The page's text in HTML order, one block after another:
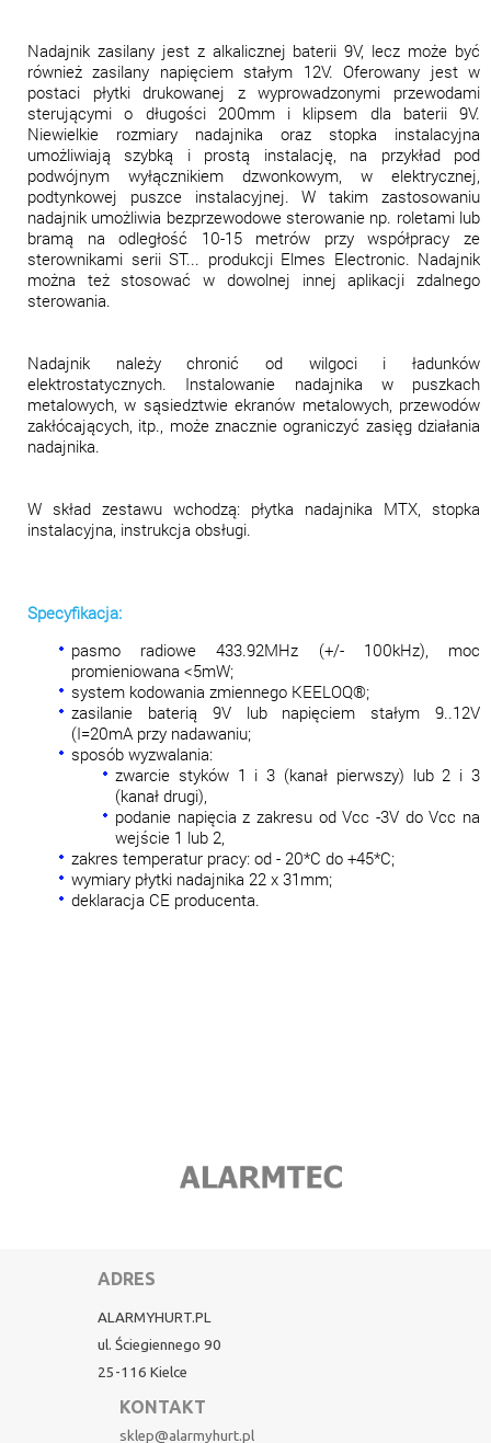
Nadajnik zasilany jest z alkalicznej baterii 9V, lecz może być
również zasilany napięciem stałym 12V. Oferowany jest w
postaci płytki drukowanej z wyprowadzonymi przewodami
sterującymi o długości 200mm i klipsem dla baterii 9V.
Niewielkie rozmiary nadajnika oraz stopka instalacyjna
umożliwiają szybką i prostą instalację, na przykład pod
podwójnym wyłącznikiem dzwonkowym, w elektrycznej,
podtynkowej puszce instalacyjnej. W takim zastosowaniu
nadajnik umożliwia bezprzewodowe sterowanie np. roletami lub
bramą na odległość 10-15 metrów przy współpracy ze
sterownikami serii ST... produkcji Elmes Electronic. Nadajnik
można też stosować w dowolnej innej aplikacji zdalnego
sterowania.
Nadajnik należy chronić od wilgoci i ładunków
elektrostatycznych. Instalowanie nadajnika w puszkach
metalowych, w sąsiedztwie ekranów metalowych, przewodów
zakłócających, itp., może znacznie ograniczyć zasięg działania
nadajnika.
W skład zestawu wchodzą: płytka nadajnika MTX, stopka
instalacyjna, instrukcja obsługi.
Specyfikacja:
pasmo radiowe 433.92MHz (+/- 100kHz), moc
promieniowana <5mW;
system kodowania zmiennego KEELOQ®;
zasilanie baterią 9V lub napięciem stałym 9..12V
(I=20mA przy nadawaniu;
sposób wyzwalania:
zwarcie styków 1 i 3 (kanał pierwszy) lub 2 i 3
(kanał drugi),
podanie napięcia z zakresu od Vcc -3V do Vcc na
wejście 1 lub 2,
zakres temperatur pracy: od - 20*C do +45*C;
wymiary płytki nadajnika 22 x 31mm;
deklaracja CE producenta.
ADRES
ALARMYHURT.PL
ul. Ściegiennego 90
25-116 Kielce
KONTAKT
sklep@alarmyhurt.pl